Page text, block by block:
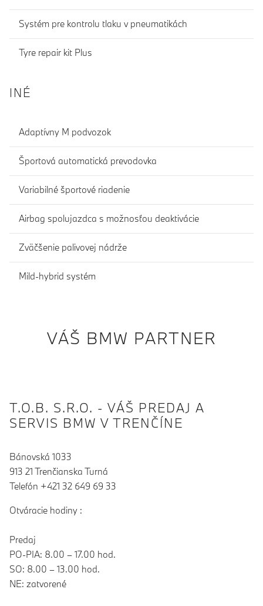
Systém pre kontrolu tlaku v pneumatikách
Tyre repair kit Plus
INÉ
Adaptívny M podvozok
Športová automatická prevodovka
Variabilné športové riadenie
Airbag spolujazdca s možnosťou deaktivácie
Zväčšenie palivovej nádrže
Mild-hybrid systém
VÁŠ BMW PARTNER
T.O.B. S.R.O. - VÁŠ PREDAJ A
SERVIS BMW V TRENČÍNE
Bánovská 1033
913 21 Trenčianska Turná
Telefón +421 32 649 69 33
Otváracie hodiny :
Predaj
PO-PIA: 8.00 – 17.00 hod.
SO: 8.00 – 13.00 hod.
NE: zatvorené